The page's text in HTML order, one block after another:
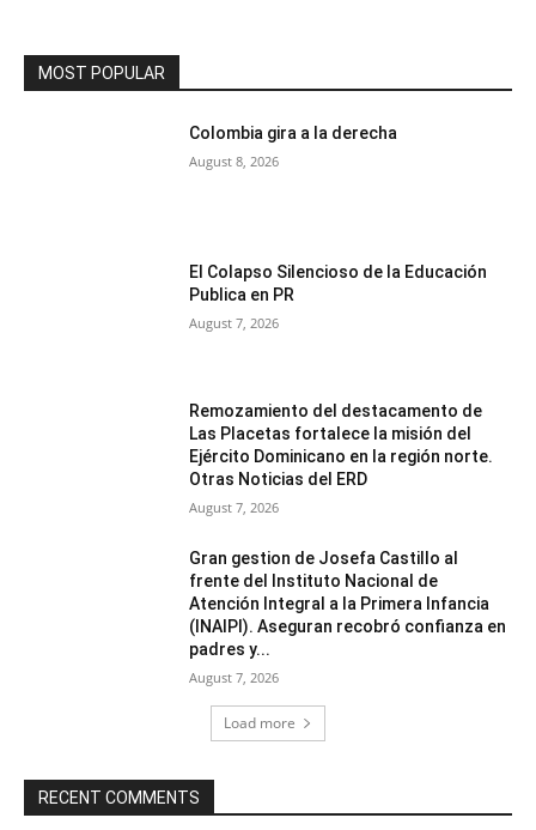
MOST POPULAR
Colombia gira a la derecha
August 8, 2026
El Colapso Silencioso de la Educación
Publica en PR
August 7, 2026
Remozamiento del destacamento de
Las Placetas fortalece la misión del
Ejército Dominicano en la región norte.
Otras Noticias del ERD
August 7, 2026
Gran gestion de Josefa Castillo al
frente del Instituto Nacional de
Atención Integral a la Primera Infancia
(INAIPI). Aseguran recobró confianza en
padres y...
August 7, 2026
Load more
RECENT COMMENTS